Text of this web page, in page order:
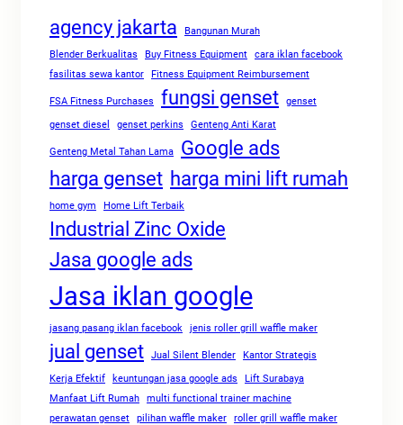
agency jakarta
Bangunan Murah
Blender Berkualitas
Buy Fitness Equipment
cara iklan facebook
fasilitas sewa kantor
Fitness Equipment Reimbursement
FSA Fitness Purchases fungsi genset
genset
genset diesel
genset perkins Genteng Anti Karat
Genteng Metal Tahan Lama
Google ads
harga genset harga mini lift rumah
home gym Home Lift Terbaik
Industrial Zinc Oxide
Jasa google ads
Jasa iklan google
jasang pasang iklan facebook jenis roller grill waffle maker
jual genset Jual Silent Blender
Kantor Strategis
Kerja Efektif
keuntungan jasa google ads
Lift Surabaya
Manfaat Lift Rumah
multi functional trainer machine
perawatan genset
pilihan waffle maker roller grill waffle maker